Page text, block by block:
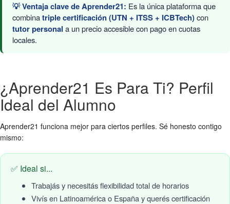
💡 Ventaja clave de Aprender21: Es la única plataforma que
combinatriple certificación (UTN + ITSS + ICBTech)con
tutor personal a un precio accesible con pago en cuotas
locales.
¿Aprender21 Es Para Ti? Perfil
Ideal del Alumno
Aprender21 funciona mejor para ciertos perfiles. Sé honesto contigo
mismo:
✅ Ideal si...
Trabajás y necesitás flexibilidad total de horarios
Vivís en Latinoamérica o España y querés certificación